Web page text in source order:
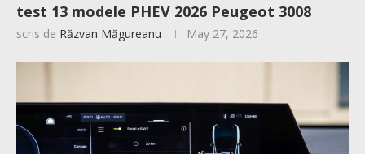
test 13 modele PHEV 2026 Peugeot 3008
scris de Răzvan Măgureanu May 27, 2026